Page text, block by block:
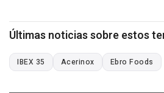
Últimas noticias sobre estos
IBEX 35 Acerinox Ebro Foods